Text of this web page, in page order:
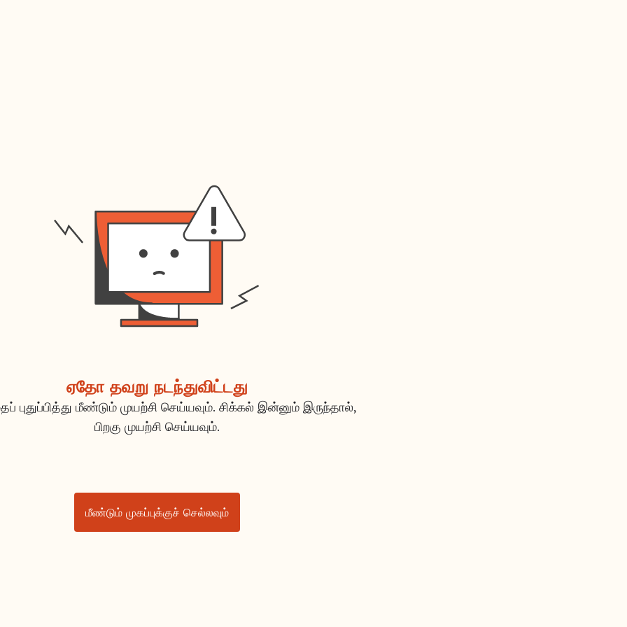
ஏதோ தவறு நடந்துவிட்டது
புதுப்பித்து மீண்டும் முயற்சி செய்யவும். சிக்கல் இன்னும் இருந்தால்,
பிறகு முயற்சி செய்யவும்.
மீண்டும் முகப்புக்குச் செல்லவும்